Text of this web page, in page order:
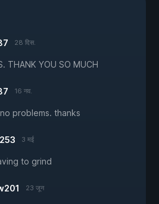
28 दिस.
THANK YOU SO MUCH
16 नव.
problems. thanks
3 मई
to grind
23 जून